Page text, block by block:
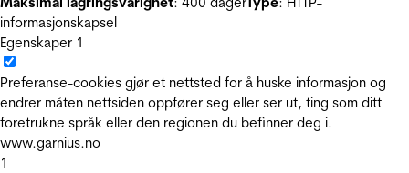
informasjonskapsel
Egenskaper 1
Preferanse-cookies gjør et nettsted for å huske informasjon og
endrer måten nettsiden oppfører seg eller ser ut, ting som ditt
foretrukne språk eller den regionen du befinner deg i.
www.garnius.no
1